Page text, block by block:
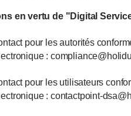
en vertu de "Digital
pour les autorités
:
pour les utilisateurs
: contactpoint-